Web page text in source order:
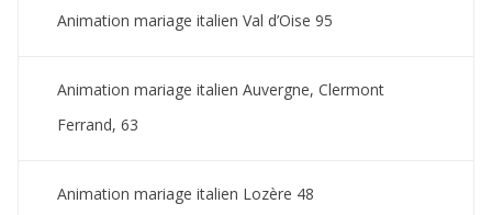
Animation mariage italien Val d’Oise 95
Animation mariage italien Auvergne, Clermont
Ferrand, 63
Animation mariage italien Lozère 48